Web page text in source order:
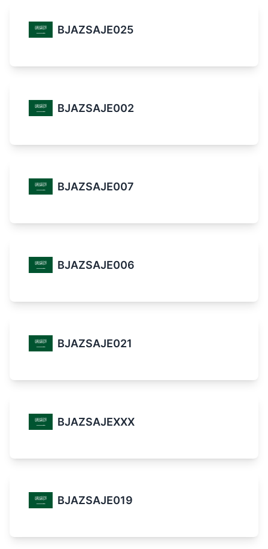
BJAZSAJE025
BJAZSAJE002
BJAZSAJE007
BJAZSAJE006
BJAZSAJE021
BJAZSAJEXXX
BJAZSAJE019